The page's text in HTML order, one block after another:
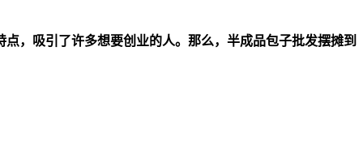
，吸引了许多想要创业的人。那么，半成品包子批发摆摊到